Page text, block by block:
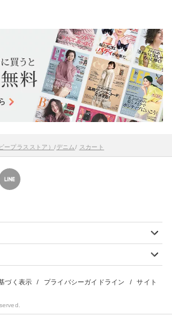
ープラスストア）/デニム/ スカート
づく表示 プライバシーガイドライン
サイト